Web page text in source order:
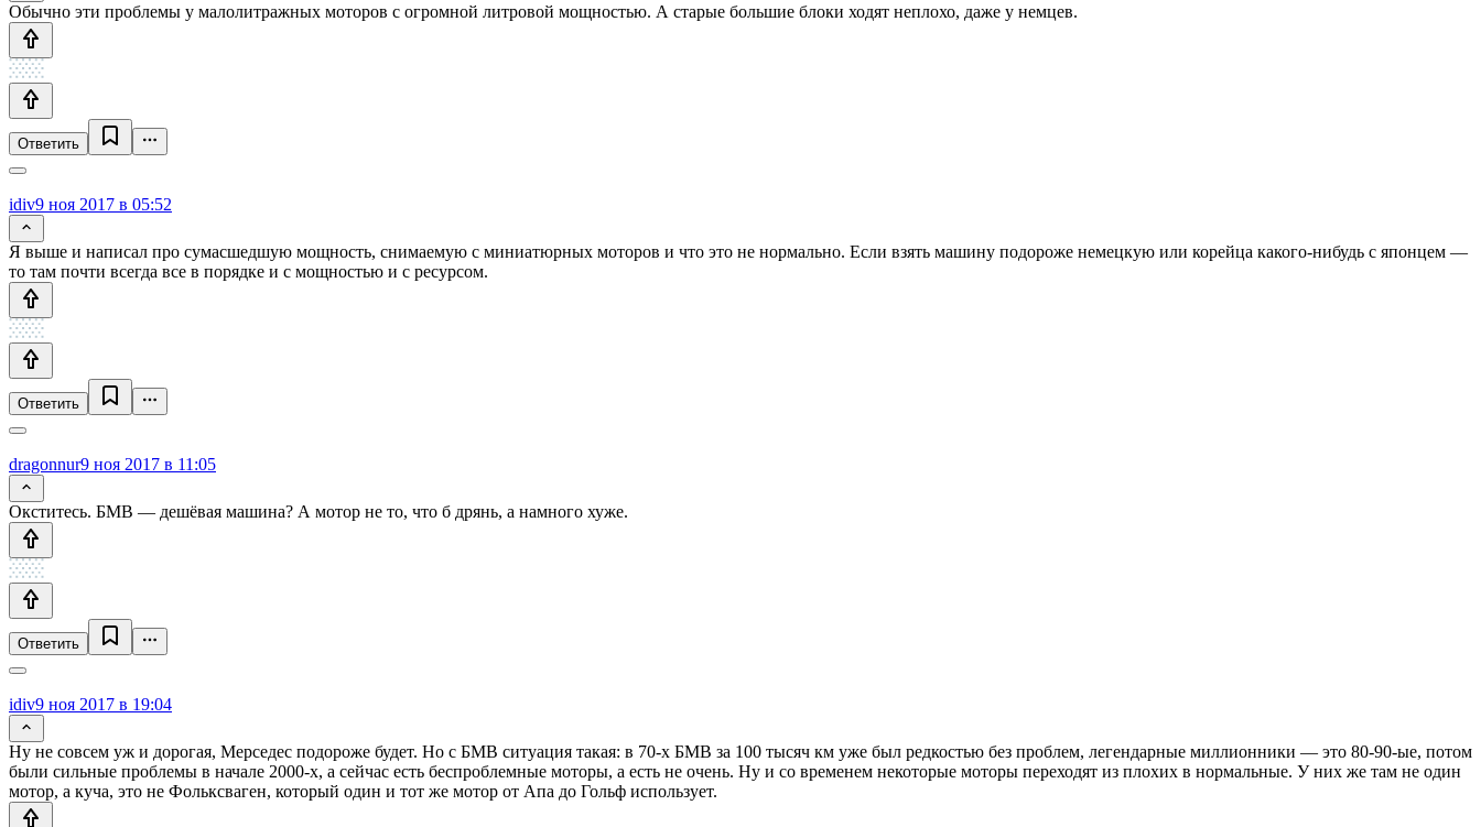
Обычно эти проблемы у малолитражных моторов с огромной литровой мощностью. А старые большие блоки ходят неплохо, даже у немцев.
Ответить
idiv9 ноя 2017 в 05:52
Я выше и написал про сумасшедшую мощность, снимаемую с миниатюрных моторов и что это не нормально. Если взять машину подороже немецкую или корейца какого-нибудь с японцем —
то там почти всегда все в порядке и с мощностью и с ресурсом.
Ответить
dragonnur9 ноя 2017 в 11:05
Окститесь. БМВ — дешёвая машина? А мотор не то, что б дрянь, а намного хуже.
Ответить
idiv9 ноя 2017 в 19:04
Ну не совсем уж и дорогая, Мерседес подороже будет. Но с БМВ ситуация такая: в 70-х БМВ за 100 тысяч км уже был редкостью без проблем, легендарные миллионники — это 80-90-ые, потом
были сильные проблемы в начале 2000-х, а сейчас есть беспроблемные моторы, а есть не очень. Ну и со временем некоторые моторы переходят из плохих в нормальные. У них же там не один
мотор, а куча, это не Фольксваген, который один и тот же мотор от Апа до Гольф использует.